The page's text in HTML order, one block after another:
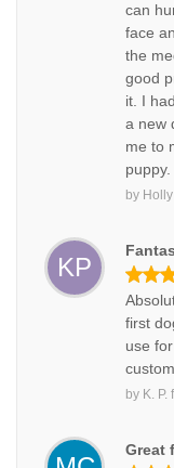
can
face
the
good
it. I
a new
me to
by Holly
KP
first
use
by K. P.
Great